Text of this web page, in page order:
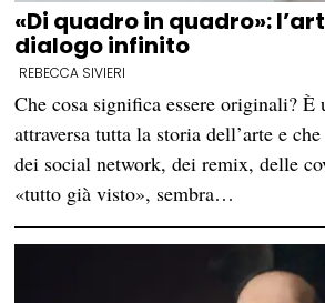
«Di quadro in quadro»:
dialogo infinito
REBECCA SIVIERI
Che cosa significa essere originali? È
attraversa tutta la storia dell’arte e
dei social network, dei remix, delle
«tutto già visto», sembra…